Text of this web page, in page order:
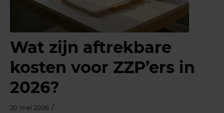
Wat zijn aftrekbare
kosten voor ZZP’ers in
2026?
20 mei 2026 /